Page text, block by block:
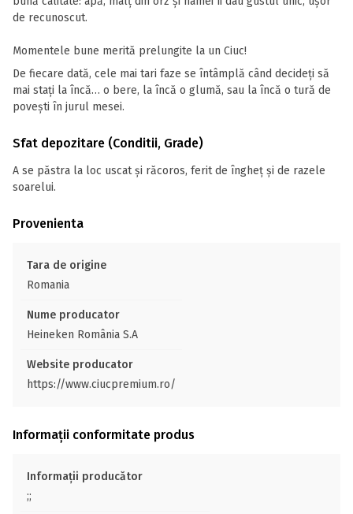
de recunoscut.
Momentele bune merită prelungite la un Ciuc!
De fiecare dată, cele mai tari faze se întâmplă când decideți să
mai stați la încă… o bere, la încă o glumă, sau la încă o tură de
povești în jurul mesei.
Sfat depozitare (Conditii, Grade)
A se păstra la loc uscat și răcoros, ferit de îngheț și de razele
soarelui.
Provenienta
Tara de origine
Romania
Nume producator
Heineken România S.A
Website producator
https://www.ciucpremium.ro/
Informații conformitate produs
Informații producător
;;